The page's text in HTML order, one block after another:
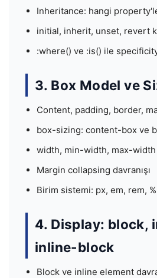
Inheritance: hangi
initial, inherit, unset, revert
:where() ve :is() ile
3. Box Model ve
Content, padding, border,
box-sizing: content-box ve
width, min-width, max-width
Margin collapsing davranışı
Birim sistemi: px, em, rem,
4. Display: block,
inline-block
Block ve inline element